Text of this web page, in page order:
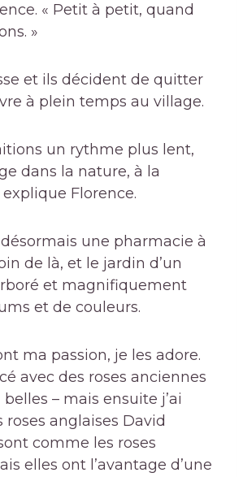
« Petit à petit, quand
»
et ils décident de quitter
à plein temps au village.
un rythme plus lent,
dans la nature, à la
Florence.
une pharmacie à
de là, et le jardin d’un
et magnifiquement
et de couleurs.
ma passion, je les adore.
avec des roses anciennes
– mais ensuite j’ai
roses anglaises David
comme les roses
elles ont l’avantage d’une